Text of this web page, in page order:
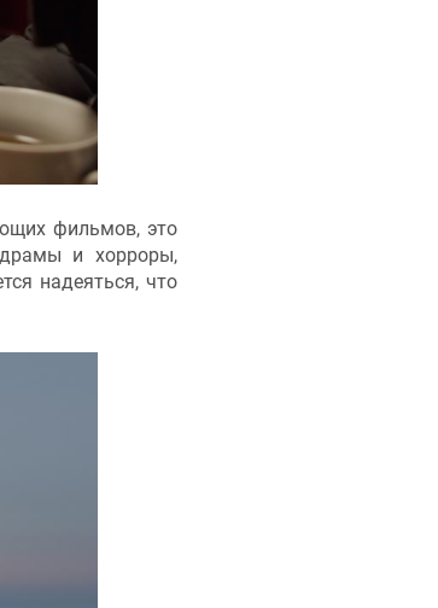
фильмов, это
и хорроры,
надеяться, что